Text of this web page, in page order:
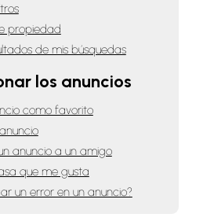
propiedad
de mis búsquedas
los anuncios
como favorito
anuncio a un amigo
que me gusta
un error en un anuncio?